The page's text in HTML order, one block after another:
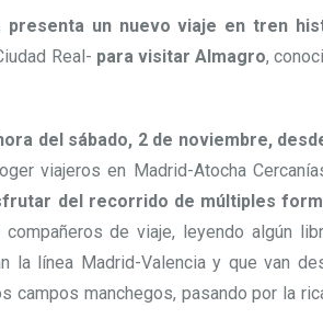
presenta un nuevo viaje en tren
Real- para visitar Almagro,
del sábado, 2 de noviembre,
viajeros en Madrid-Atocha
del recorrido de múltiples
de viaje, leyendo algún
la línea Madrid-Valencia y que van
campos manchegos, pasando por la